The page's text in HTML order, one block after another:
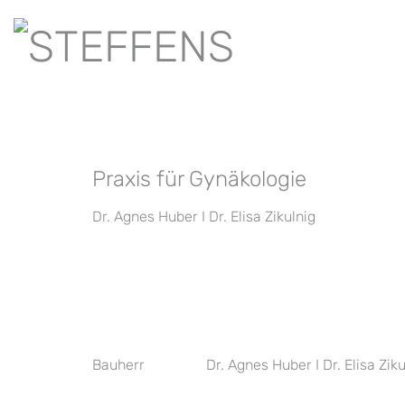
Praxis für Gynäkologie
Dr. Agnes Huber I Dr. Elisa Zikulnig
Bauherr Dr. Agnes Huber I Dr. Elisa